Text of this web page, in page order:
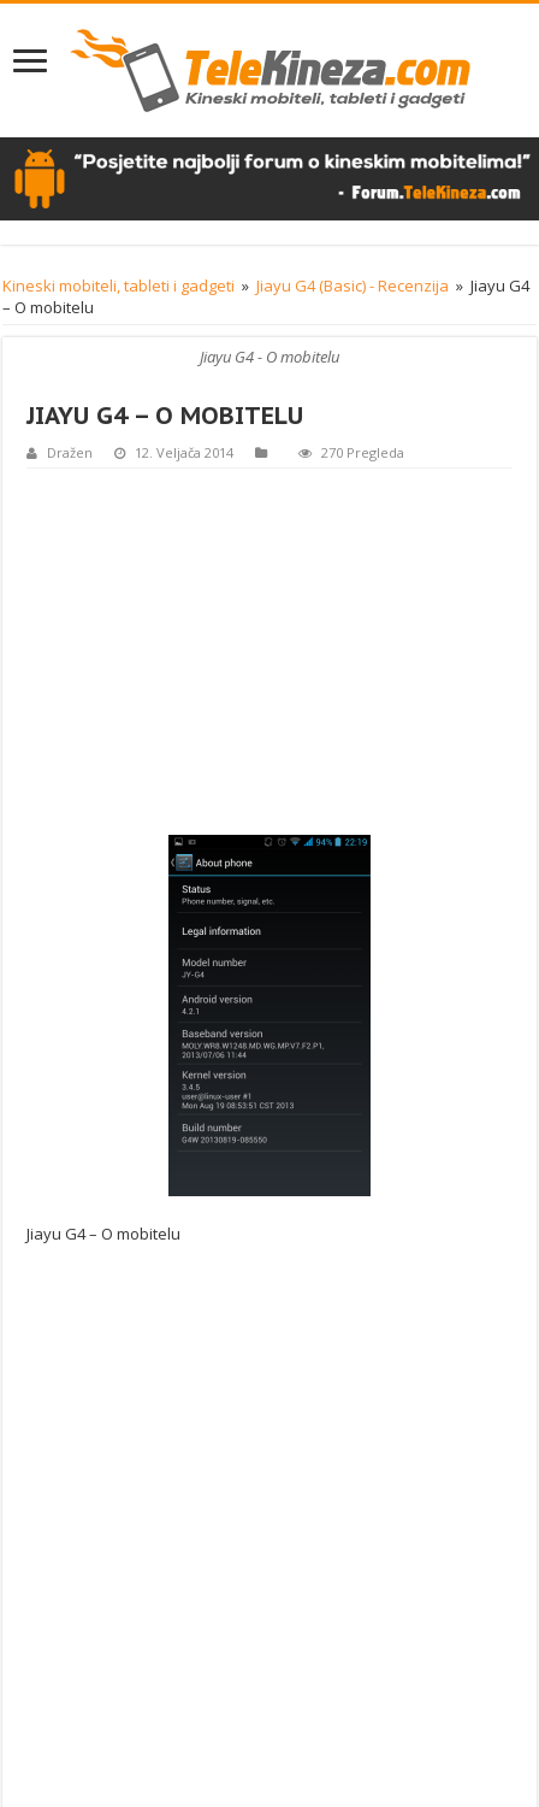
Kineski mobiteli, tableti i gadgeti » Jiayu G4 (Basic) - Recenzija » Jiayu G4
– O mobitelu
Jiayu G4 - O mobitelu
JIAYU G4 – O MOBITELU
Dražen 12. Veljača 2014 270 Pregleda
Jiayu G4 – O mobitelu